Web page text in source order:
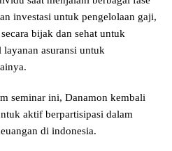
investasi untuk pengelolaan gaji,
bijak dan sehat untuk
layanan asuransi untuk
seminar ini, Danamon kembali
aktif berpartisipasi dalam
di indonesia.